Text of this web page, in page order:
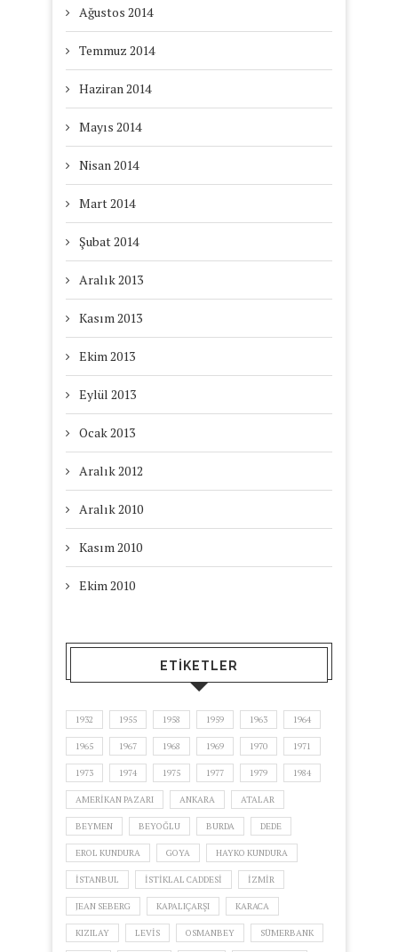
Ağustos 2014
Temmuz 2014
Haziran 2014
Mayıs 2014
Nisan 2014
Mart 2014
Şubat 2014
Aralık 2013
Kasım 2013
Ekim 2013
Eylül 2013
Ocak 2013
Aralık 2012
Aralık 2010
Kasım 2010
Ekim 2010
ETIKETLER
1932 1955 1958 1959 1963 1964
1965 1967 1968 1969 1970 1971
1973 1974 1975 1977 1979 1984
AMERIKAN PAZARI ANKARA ATALAR
BEYMEN BEYOĞLU BURDA DEDE
EROL KUNDURA GOYA HAYKO KUNDURA
ISTANBUL ISTIKLAL CADDESI IZMIR
JEAN SEBERG KAPALIÇARŞI KARACA
KIZILAY LEVIS OSMANBEY SÜMERBANK